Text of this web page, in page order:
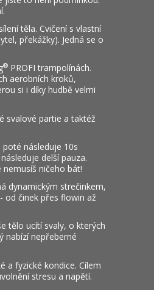
těla. Cvičení s vlastní
překážky). Jedná se o
® PROFI trampolínách.
aerobních kroků,
si i díky hudbě velmi
svalové partie a taktéž
následuje 10s
delší pauza.
ničeho bát!
dynamickým strečinkem,
od činek přes flowin až
tělo ucítí svaly, o kterých
nabízí nepřeberné
a fyzické kondice. Cílem
stresu a napětí.